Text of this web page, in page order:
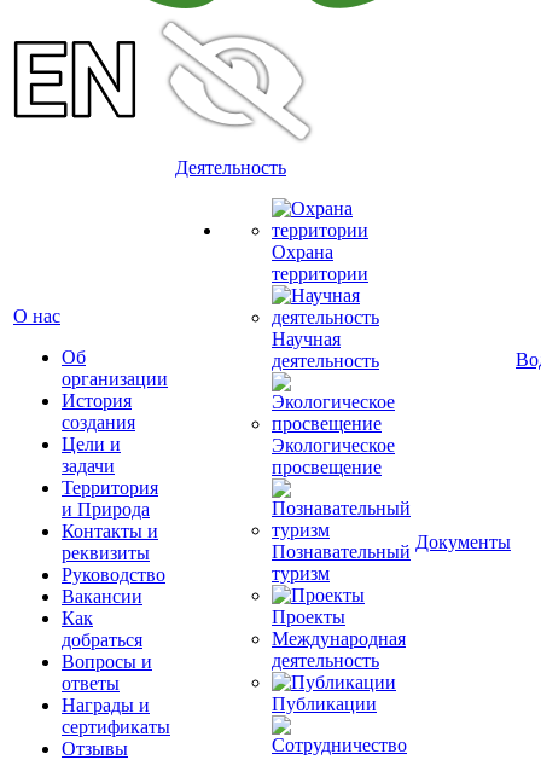
О нас
Об
организации
История
создания
Цели и
задачи
Территория
и Природа
Контакты и
реквизиты
Руководство
Вакансии
Как
добраться
Вопросы и
ответы
Награды и
сертификаты
Отзывы
Деятельность
Охрана
территории
Научная
деятельность
Экологическое
просвещение
Познавательный
туризм
Проекты
Международная
деятельность
Публикации
Документы